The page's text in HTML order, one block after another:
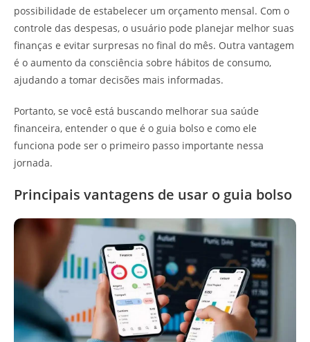
possibilidade de estabelecer um orçamento mensal. Com o
controle das despesas, o usuário pode planejar melhor suas
finanças e evitar surpresas no final do mês. Outra vantagem
é o aumento da consciência sobre hábitos de consumo,
ajudando a tomar decisões mais informadas.
Portanto, se você está buscando melhorar sua saúde
financeira, entender o que é o guia bolso e como ele
funciona pode ser o primeiro passo importante nessa
jornada.
Principais vantagens de usar o guia bolso